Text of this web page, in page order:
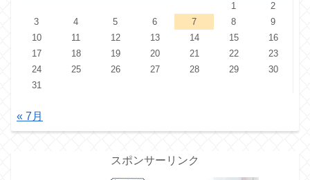
1
2
3
4 5 6 7 8
9
10
11 12 13 14 15
16
17
18 19 20 21 22
23
24
25 26 27 28 29
30
31
« 7月
スポンサーリンク